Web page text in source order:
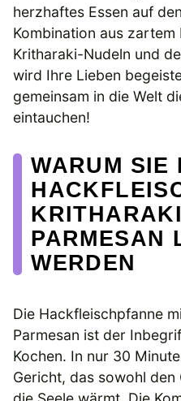
herzhaftes Essen auf
Kombination aus
Kritharaki-Nudeln und
wird Ihre Lieben
gemeinsam in die Welt
eintauchen!
WARUM SIE
PARMESAN
WERDEN
Die Hackfleischpfanne
Parmesan ist der
Kochen. In nur 30
Gericht, das sowohl